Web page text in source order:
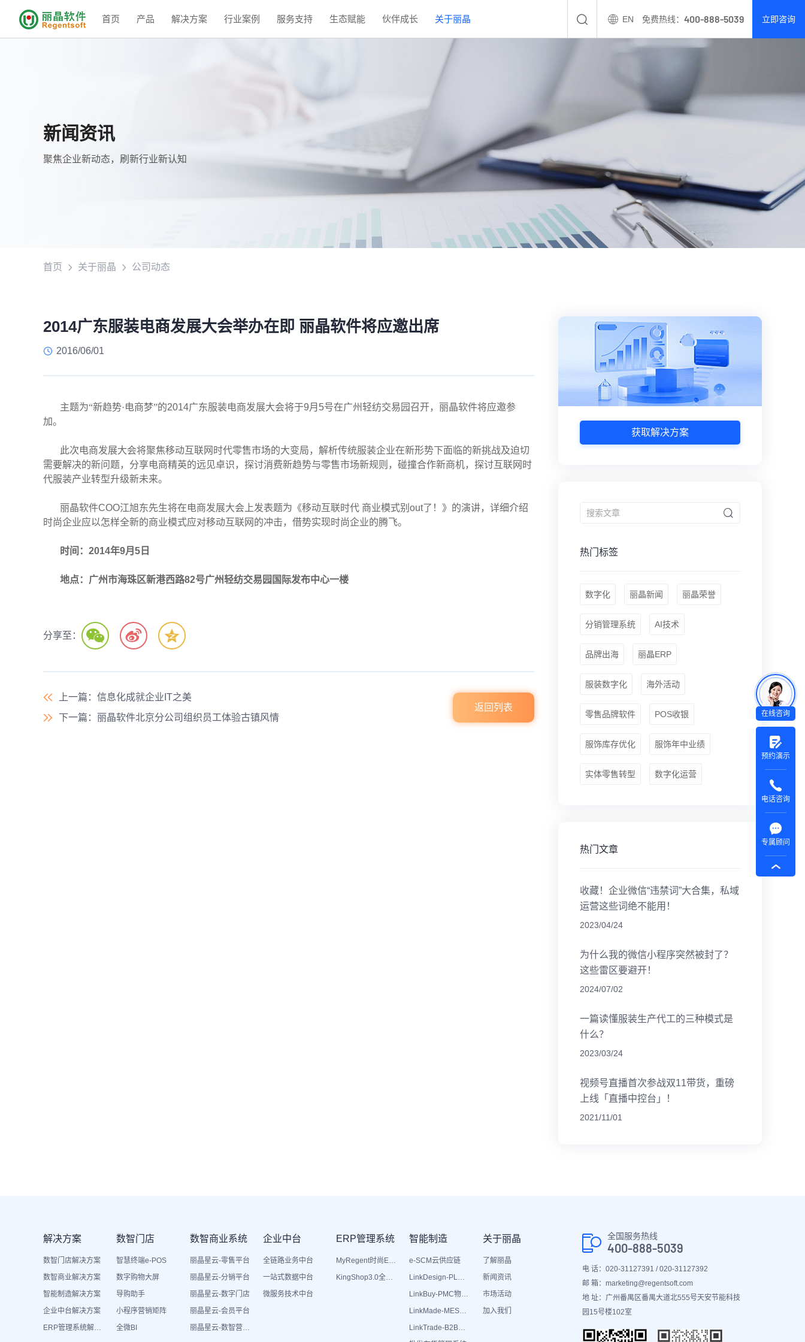
立即咨询
免费热线： 400-888-5039
EN
首页 产品 解决方案 行业案例 服务支持 生态赋能 伙伴成长 关于丽晶
新闻资讯
聚焦企业新动态，刷新行业新认知
首页 关于丽晶 公司动态
2014广东服装电商发展大会举办在即 丽晶软件将应邀出席
2016/06/01
主题为“新趋势·电商梦”的2014广东服装电商发展大会将于9月 5号在广州轻纺交易园召开，丽晶软件将应邀参
加。
此次电商发展大会将聚焦移动互联网时代零售市场的大变局，解析传统服装企业在新形势下面临的新挑战及迫切
需要解决的新问题，分享电商精英的远见卓识，探讨消费新趋势与零售市场新规则，碰撞合作新商机，探讨互联网时
代服装产业转型升级新未来。
丽晶软件COO江旭东先生将在电商发展大会上发表题为《移动互联时代 商业模式别 out了！》的演讲，详细介绍
时尚企业应以怎样全新的商业模式应对移动互联网的冲击，借势实现时尚企业的腾飞。
时间：2014年9月5 日
地点：广州市海珠区新港西路82号广州轻纺交易园国际发布中心一楼
分享至：
上一篇 ：信息化成就企业IT之美
下一篇 ：丽晶软件北京分公司组织员工体验古镇风情
返回列表
获取解决方案
热门标签
数字化 丽晶新闻 丽晶荣誉
分销管理系统 AI技术
品牌出海 丽晶ERP
服装数字化 海外活动
零售品牌软件 POS收银
服饰库存优化 服饰年中业绩
实体零售转型 数字化运营
热门文章
收藏！企业微信“违禁词”大合集，私域
运营这些词绝不能用！
2023/04/24
为什么我的微信小程序突然被封了？
这些雷区要避开！
2024/07/02
一篇读懂服装生产代工的三种模式是
什么？
2023/03/24
视频号直播首次参战双11带货，重磅
上线「直播中控台」！
2021/11/01
在线咨询
预约演示
电话咨询
专属顾问
解决方案
数智门店解决方案
数智商业解决方案
智能制造解决方案
企业中台解决方案
ERP管理系统解决方案
数智门店
智慧终端e-POS
数字购物大屏
导购助手
小程序营销矩阵
全微BI
数智商业系统
丽晶星云-零售平台
丽晶星云-分销平台
丽晶星云-数字门店
丽晶星云-会员平台
丽晶星云-数智营销活动
企业中台
全链路业务中台
一站式数据中台
微服务技术中台
ERP管理系统
MyRegent时尚ERP
KingShop3.0全渠道电商ERP
智能制造
e-SCM云供应链
LinkDesign-PLM设计研发
LinkBuy-PMC物料管理
LinkMade-MES生产管理
LinkTrade-B2B内部订货系统
关于丽晶
了解丽晶
新闻资讯
市场活动
加入我们
全国服务热线
400-888-5039
电 话：020-31127391 / 020-31127392
邮 箱：marketing@regentsoft.com
地 址：广州番禺区番禺大道北555号天安节能科技
园15号楼102室